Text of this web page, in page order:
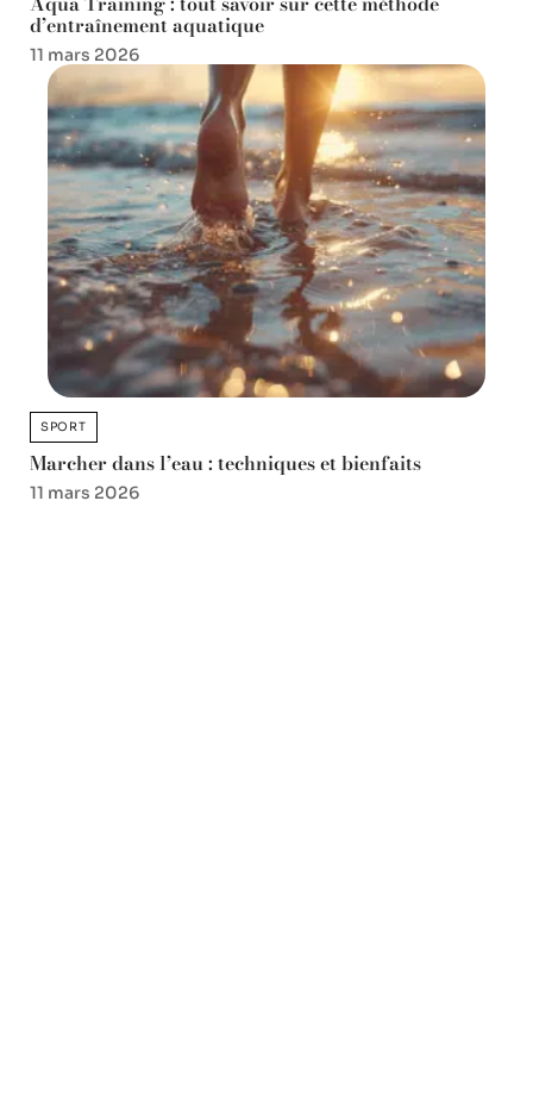
d’entraînement aquatique
11 mars 2026
SPORT
Marcher dans l’eau : techniques et bienfaits
11 mars 2026